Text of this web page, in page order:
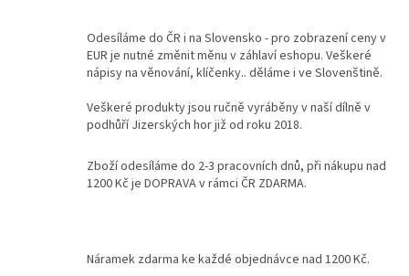
Odesíláme do ČR i na Slovensko - pro zobrazení ceny v
EUR je nutné změnit měnu v záhlaví eshopu. Veškeré
nápisy na věnování, klíčenky.. děláme i ve Slovenštině.
Veškeré produkty jsou ručně vyráběny v naší dílně v
podhůří Jizerských hor již od roku 2018.
Zboží odesíláme do 2-3 pracovních dnů, při nákupu nad
1200 Kč je DOPRAVA v rámci ČR ZDARMA.
Náramek zdarma ke každé objednávce nad 1200 Kč.